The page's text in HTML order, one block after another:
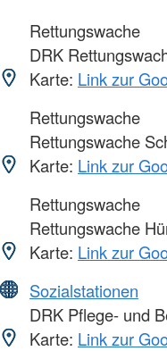
Rettungswache
DRK
Karte: Link zur
Rettungswache
Rettungswache
Karte: Link zur
Rettungswache
Rettungswache
Karte: Link zur
Sozialstationen
DRK Pflege- und
Karte: Link zur